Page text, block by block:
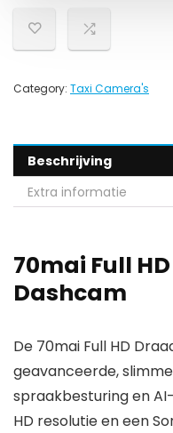
Category: Taxi Camera's
Beschrijving
Extra informatie
70mai Full
Dashcam
De 70mai Full HD
geavanceerde,
spraakbesturing en
HD resolutie en een